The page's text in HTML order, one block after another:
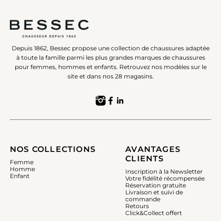
Depuis 1862, Bessec propose une collection de chaussures adaptée
à toute la famille parmi les plus grandes marques de chaussures
pour femmes, hommes et enfants. Retrouvez nos modèles sur le
site et dans nos 28 magasins.
NOS COLLECTIONS
Femme
Homme
Enfant
AVANTAGES
CLIENTS
Inscription à la Newsletter
Votre fidélité récompensée
Réservation gratuite
Livraison et suivi de
commande
Retours
Click&Collect offert